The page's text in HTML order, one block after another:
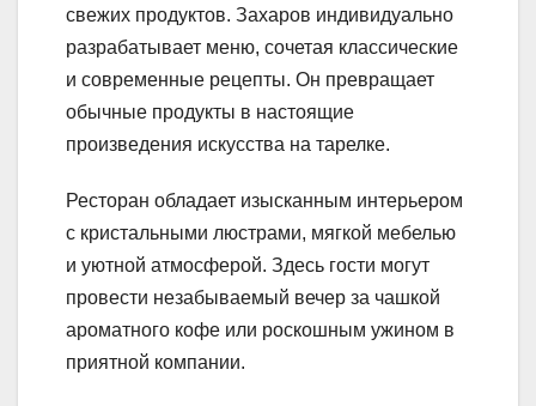
свежих продуктов. Захаров индивидуально
разрабатывает меню, сочетая классические
и современные рецепты. Он превращает
обычные продукты в настоящие
произведения искусства на тарелке.
Ресторан обладает изысканным интерьером
с кристальными люстрами, мягкой мебелью
и уютной атмосферой. Здесь гости могут
провести незабываемый вечер за чашкой
ароматного кофе или роскошным ужином в
приятной компании.